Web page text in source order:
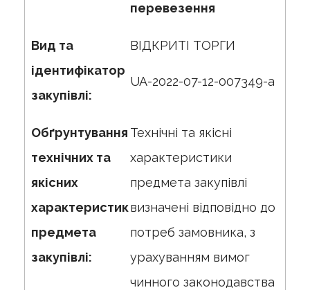
перевезення
Вид та
ідентифікатор
закупівлі:
ВІДКРИТІ ТОРГИ
UA-2022-07-12-007349-a
Обґрунтування
технічних та
якісних
характеристик
предмета
закупівлі:
Технічні та якісні
характеристики
предмета закупівлі
визначені відповідно до
потреб замовника, з
урахуванням вимог
чинного законодавства